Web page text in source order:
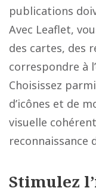
publications
Avec Leaflet,
des cartes, des
correspondre à
Choisissez
d’icônes et de
visuelle
reconnaissance
Stimulez